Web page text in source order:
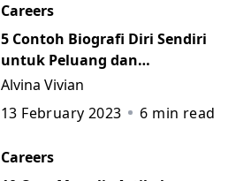
Careers
5 Contoh Biografi Diri Sendiri
untuk Peluang dan
Perkembangan Karier
Alvina Vivian
13 February 2023
6 min read
Careers